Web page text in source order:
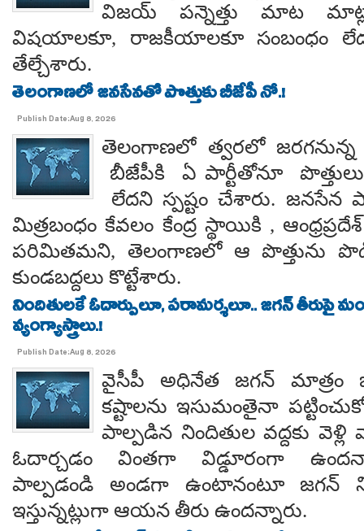
విజయ్ పన్నెత్తు మాట
విషయాలకూ, రాజకీయాలకూ సంబంధం
తేల్చేశారు.
తెలంగాణలో జనసేనతో పొత్తుకు బీజేపీ నో.!
Publish Date:Aug 8, 2026
తెలంగాణలో త్వరలో
బీజేపీకి ఏ పార్టీతోనూ పొత్తులు
లేదని స్పష్టం చేశారు. జనసేన
మిత్రబంధం కేవలం కేంద్ర స్థాయికి ,
పరిమితమని, తెలంగాణలో ఆ పొత్తును
కుండబద్దలు కొట్టేశారు.
నిందితులకే ఓదార్పులూ, పరామర్శలూ.. జగన్ తీరుపై
వ్యంగ్యాస్త్రాలు.!
Publish Date:Aug 8, 2026
వైసీపీ అధినేత జగన్ మాత్రం
కష్టాలను ఇసుమంతైనా
పాల్పడిన నిందితుల వద్దకు
ఓదార్చడం వింతగా విడ్డూరంగా
పాల్పడండి అండగా ఉంటానంటూ జగన్
ఇస్తున్నట్లుగా ఆయన తీరు ఉందన్నారు.